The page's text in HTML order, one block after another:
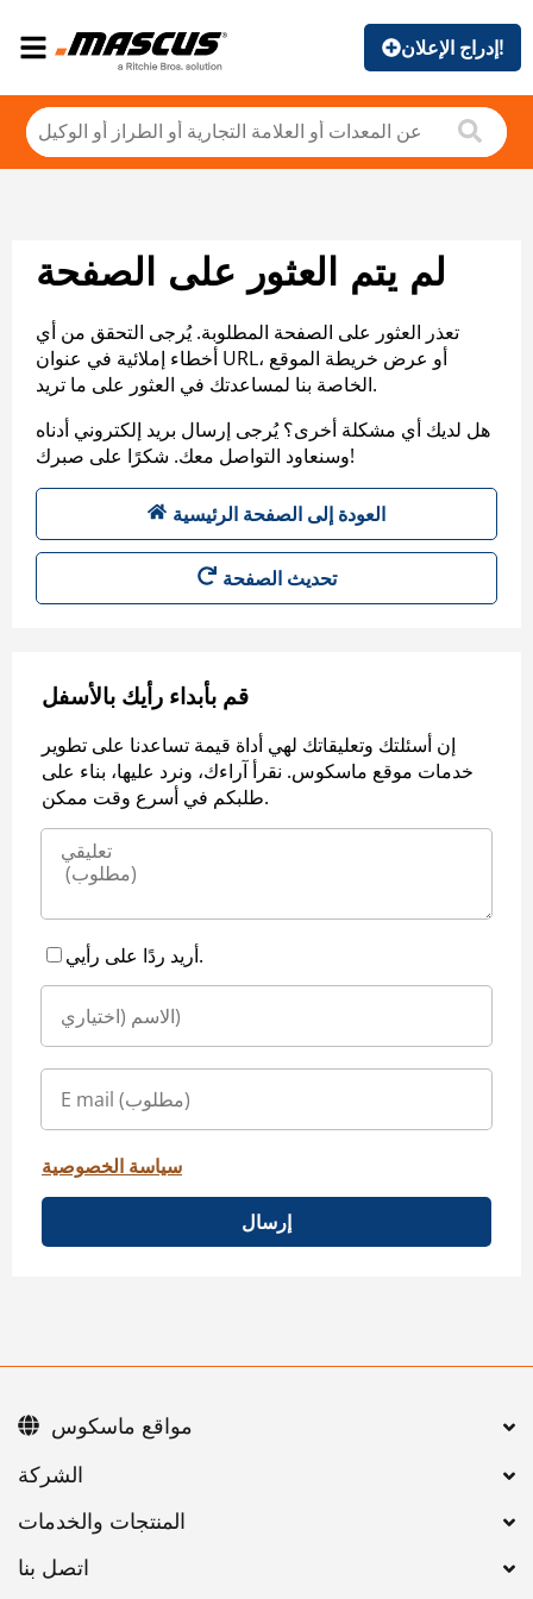
إدراج الإعلان!
لم يتم العثور على الصفحة
تعذر العثور على الصفحة المطلوبة. يُرجى التحقق من أي
أخطاء إملائية في عنوان URL، أو عرض خريطة الموقع
الخاصة بنا لمساعدتك في العثور على ما تريد.
هل لديك أي مشكلة أخرى؟ يُرجى إرسال بريد إلكتروني أدناه
وسنعاود التواصل معك. شكرًا على صبرك!
العودة إلى الصفحة الرئيسية
تحديث الصفحة
قم بأبداء رأيك بالأسفل
إن أسئلتك وتعليقاتك لهي أداة قيمة تساعدنا على تطوير
خدمات موقع ماسكوس. نقرأ آراءك، ونرد عليها، بناء على
طلبكم في أسرع وقت ممكن.
أريد ردًا على رأيي.
سياسة الخصوصية
إرسال
اتصل بنا
مواقع ماسكوس